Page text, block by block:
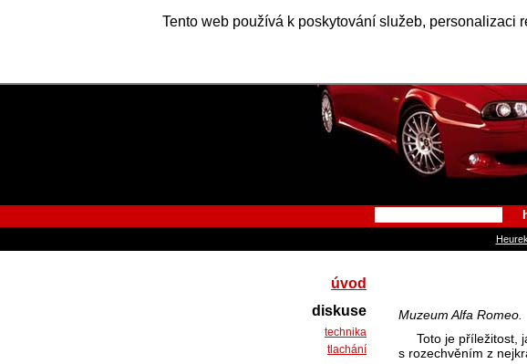
Tento web používá k poskytování služeb, personalizaci
Alfa
Muzeum Alfa Romeo.
Toto je příležitost,
s rozechvěním z
úvod
diskuse
technika
tlachání